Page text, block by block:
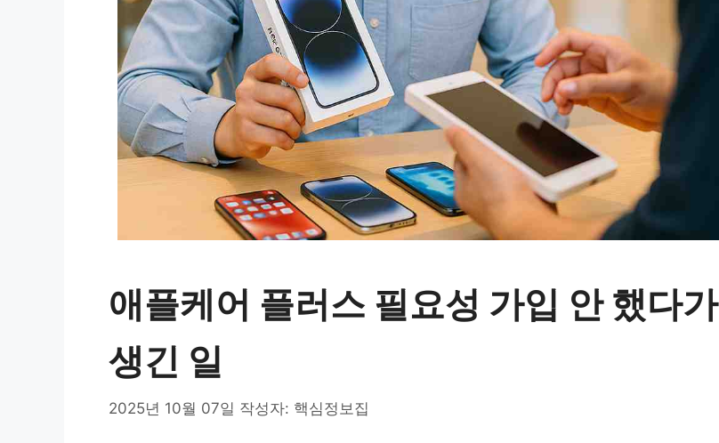
애플케어 플러스 필요성 가입 안 했다가
생긴 일
2025년 10월 07일 작성자: 핵심정보집